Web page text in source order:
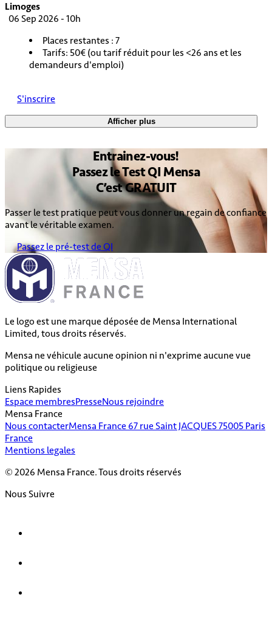
Limoges
06 Sep 2026 - 10h
Places restantes : 7
Tarifs: 50€ (ou tarif réduit pour les <26 ans et les
demandeurs d'emploi)
S'inscrire
Afficher plus
Entrainez-vous!
Passez leTest QI Mensa
C’estGRATUIT
Passer le test pratique peut vous donner un regain de confiance
avant le véritable examen.
Passez le pré-test de QI
Le logo est une marque déposée de Mensa International
Limited, tous droits réservés.
Mensa ne véhicule aucune opinion ni n'exprime aucune vue
politique ou religieuse
Liens Rapides
Espace membresPresseNous rejoindre
Mensa France
Nous contacterMensa France 67 rue Saint JACQUES 75005 Paris
France
Mentions legales
© 2026 Mensa France. Tous droits réservés
Nous Suivre